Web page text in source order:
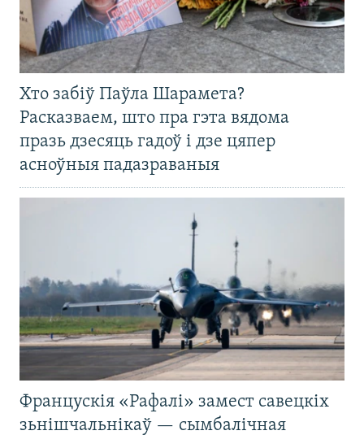
Хто забіў Паўла Шарамета?
Расказваем, што пра гэта вядома
празь дзесяць гадоў і дзе цяпер
асноўныя падазраваныя
Францускія «Рафалі» замест савецкіх
зьнішчальнікаў — сымбалічная